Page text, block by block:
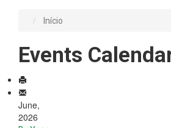
Início
Events
June,
2026